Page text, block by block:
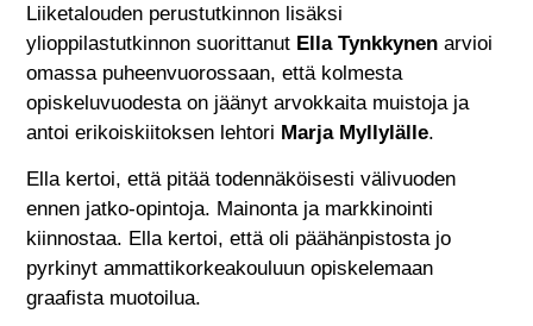
Liiketalouden perustutkinnon lisäksi
ylioppilastutkinnon suorittanut Ella Tynkkynen arvioi
omassa puheenvuorossaan, että kolmesta
opiskeluvuodesta on jäänyt arvokkaita muistoja ja
antoi erikoiskiitoksen lehtori Marja Myllylälle.
Ella kertoi, että pitää todennäköisesti välivuoden
ennen jatko-opintoja. Mainonta ja markkinointi
kiinnostaa. Ella kertoi, että oli päähänpistosta jo
pyrkinyt ammattikorkeakouluun opiskelemaan
graafista muotoilua.